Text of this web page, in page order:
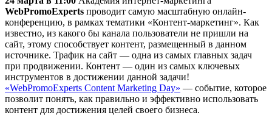
WebPromoExperts проводит самую масштабную онлайн-
конференцию, в рамках тематики «Контент-маркетинг». Как
известно, из какого бы канала пользователи не пришли на
сайт, этому способствует контент, размещенный в данном
источнике. Трафик на сайт — одна из самых главных задач
при продвижении. Контент — один из самых ключевых
инструментов в достижении данной задачи!
«WebPromoExperts Content Marketing Day» — событие, которое
позволит понять, как правильно и эффективно использовать
контент для достижения целей своего бизнеса.